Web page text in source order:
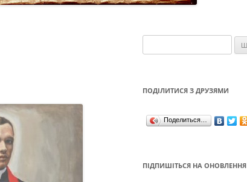
ПОДІЛИТИСЯ З ДРУЗЯМИ
Поделиться…
ПІДПИШІТЬСЯ НА ОНОВЛЕННЯ